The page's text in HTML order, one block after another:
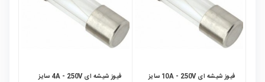
فیوز شیشه ای 10A - 250V سایز
فیوز شیشه ای 4A - 250V سایز